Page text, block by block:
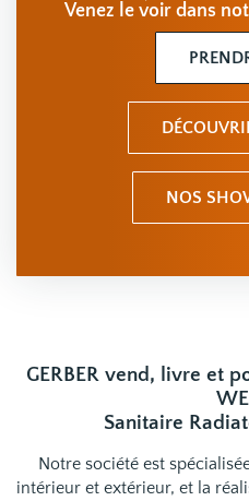
Venez le voir dans
NOS
GERBER vend, livre et
Sanitaire
Notre société est
intérieur et extérieur, et la